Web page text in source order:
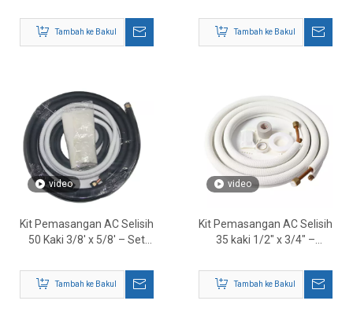
Set Talian Tembaga Pra-
Penebat
Tambah ke Bakul
Lengkap untuk Sistem
Pam Haba & Split Mini
Tambah ke Bakul
video
Kit Pemasangan AC Selisih
50 Kaki 3/8' x 5/8' – Set
untuk Sistem Pam Selisih
& Haba Mini
Tambah ke Bakul
video
Kit Pemasangan AC Selisih
35 kaki 1/2″ x 3/4″ –
HVAC Lengkap
Tambah ke Bakul